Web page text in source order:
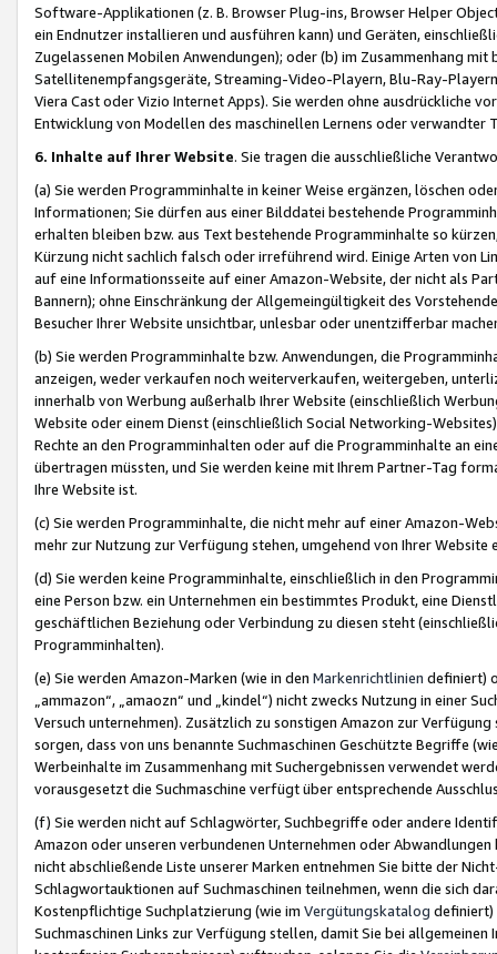
Software-Applikationen (z. B. Browser Plug-ins, Browser Helper
ein Endnutzer installieren und ausführen kann) und Geräten,
Zugelassenen Mobilen Anwendungen); oder (b) im Zusammenhang
Satellitenempfangsgeräte, Streaming-Video-Playern, Blu-Ray-
Viera Cast oder Vizio Internet Apps). Sie werden ohne ausdrückliche
Entwicklung von Modellen des maschinellen Lernens oder
6. Inhalte auf Ihrer Website. Sie tragen die ausschließliche
(a) Sie werden Programminhalte in keiner Weise ergänzen, löschen
Informationen; Sie dürfen aus einer Bilddatei bestehende
erhalten bleiben bzw. aus Text bestehende Programminhalte so
Kürzung nicht sachlich falsch oder irreführend wird. Einige Arten von
auf eine Informationsseite auf einer Amazon-Website, der nicht als
Bannern); ohne Einschränkung der Allgemeingültigkeit des
Besucher Ihrer Website unsichtbar, unlesbar oder unentzifferbar
(b) Sie werden Programminhalte bzw. Anwendungen, die
anzeigen, weder verkaufen noch weiterverkaufen, weitergeben,
innerhalb von Werbung außerhalb Ihrer Website (einschließlich
Website oder einem Dienst (einschließlich Social Networking-
Rechte an den Programminhalten oder auf die Programminhalte an
übertragen müssten, und Sie werden keine mit Ihrem Partner-Tag
Ihre Website ist.
(c) Sie werden Programminhalte, die nicht mehr auf einer Amazon-
mehr zur Nutzung zur Verfügung stehen, umgehend von Ihrer
(d) Sie werden keine Programminhalte, einschließlich in den
eine Person bzw. ein Unternehmen ein bestimmtes Produkt, eine
geschäftlichen Beziehung oder Verbindung zu diesen steht
Programminhalten).
(e) Sie werden Amazon-Marken (wie in den Markenrichtlinien definiert)
„ammazon“, „amaozn“ und „kindel“) nicht zwecks Nutzung in einer
Versuch unternehmen). Zusätzlich zu sonstigen Amazon zur
sorgen, dass von uns benannte Suchmaschinen Geschützte Begriffe
Werbeinhalte im Zusammenhang mit Suchergebnissen verwendet
vorausgesetzt die Suchmaschine verfügt über entsprechende
(f) Sie werden nicht auf Schlagwörter, Suchbegriffe oder andere
Amazon oder unseren verbundenen Unternehmen oder
nicht abschließende Liste unserer Marken entnehmen Sie bitte der
Schlagwortauktionen auf Suchmaschinen teilnehmen, wenn die sich
Kostenpflichtige Suchplatzierung (wie im Vergütungskatalog definiert)
Suchmaschinen Links zur Verfügung stellen, damit Sie bei